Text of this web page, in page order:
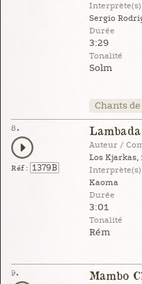
Interprète(s)
Sergio
Durée
3:29
Tonalité
Solm
Chants
8.
Réf : 1379B
Auteur /
Los Kjarkas,
Interprète(s)
Kaoma
Durée
3:01
Tonalité
Rém
9. Mambo